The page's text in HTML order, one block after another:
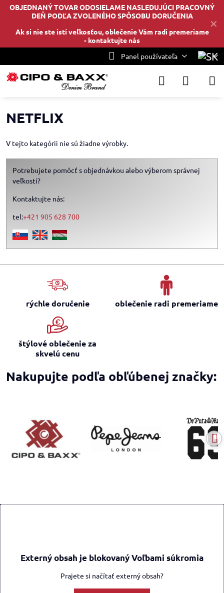
✕
OBJEDNANÝ TOVAR ODOSIELAME NASLEDUJÚCI PRACOVNÝ
DEŇ PODĽA ZVOLENÉHO SPÔSOBU DORUČENIA
Ak si nie ste istí veľkosťou, oblečenie Vám radi premeriame
- kontaktujte nás
Panel používateľa
NETFLIX
V tejto kategórii nie sú žiadne výrobky.
Potrebujete pomôcť s objednávkou alebo výberom správnej
veľkosti?
Kontaktujte nás:
tel:+421 905 628 700
rýchle doručenie oblečenie radi premeriame
štýlové oblečenie za
skvelú cenu
Nakupujte podľa obľúbenej značky:
Externý obsah je blokovaný Voľbami súkromia
Prajete si načítať externý obsah?